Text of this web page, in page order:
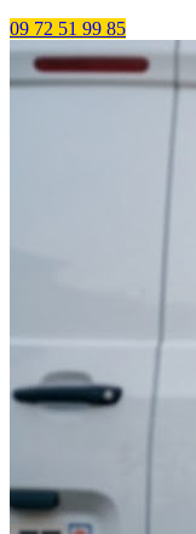
09 72 51 99 85